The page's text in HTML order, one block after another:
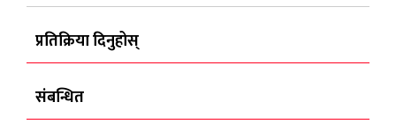
प्रतिक्रिया दिनुहोस्
संबन्धित